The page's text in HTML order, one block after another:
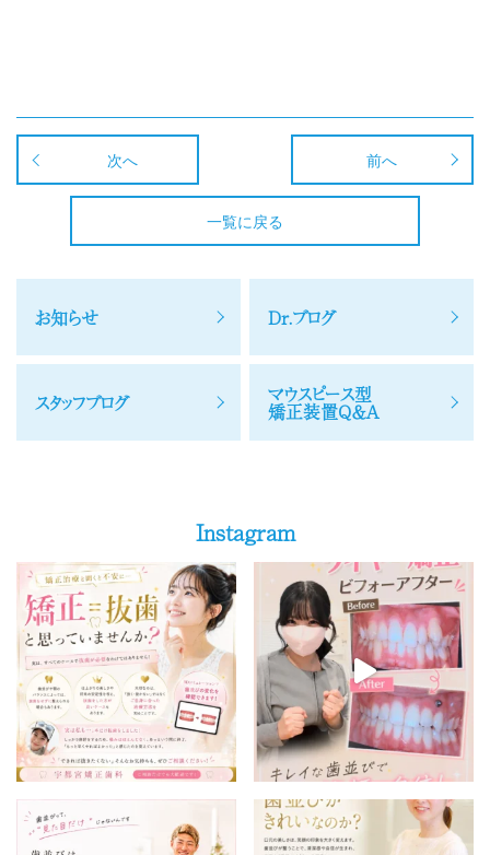
次へ 前へ
一覧に戻る
お知らせ Dr.ブログ
スタッフブログ マウスピース型
矯正装置Q＆A
Instagram